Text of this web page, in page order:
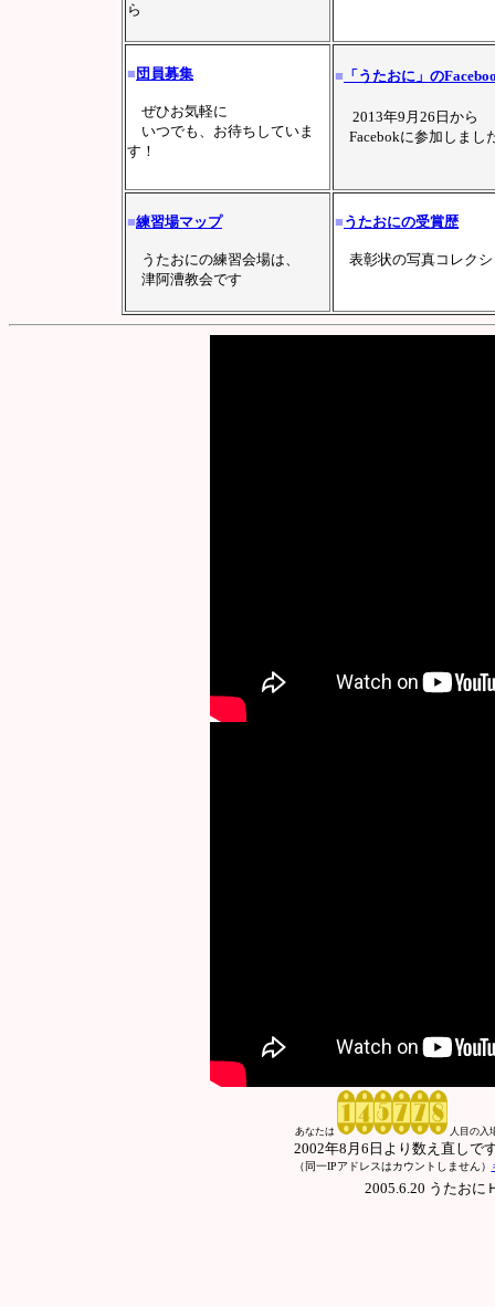
ら
■ 団員募集
ぜひお気軽に
いつでも、お待ちしていま
す！
■ 「うたおに」の
2013年9月26日から
Facebokに参加しまし
■練習場マップ
うたおにの練習会場は、
津阿漕教会です
■ うたおにの受賞歴
表彰状の写真コレクシ
あなたは 人目の入
2002年8月6日より数え直しで
（同一IPアドレスはカウントしません）
2005.6.20 うたお